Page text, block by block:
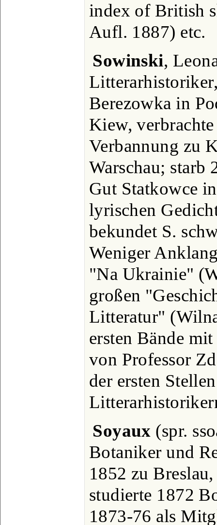
index of British
Aufl. 1887) etc.
Sowinski,
Berezowka in
Kiew, verbrachte
Verbannung zu
Warschau; starb
Gut Statkowce
lyrischen
bekundet S.
Weniger
"Na Ukrainie"
großen
Litteratur"
ersten Bände
von Professor
der ersten
Soyaux (spr.
Botaniker und
1852 zu
studierte 1872
1873-76 als